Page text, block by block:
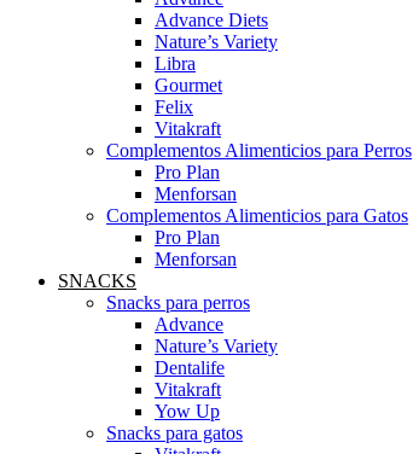
Advance Diets
Nature’s Variety
Libra
Gourmet
Felix
Vitakraft
Complementos Alimenticios para Perros
Pro Plan
Menforsan
Complementos Alimenticios para Gatos
Pro Plan
Menforsan
SNACKS
Snacks para perros
Advance
Nature’s Variety
Dentalife
Vitakraft
Yow Up
Snacks para gatos